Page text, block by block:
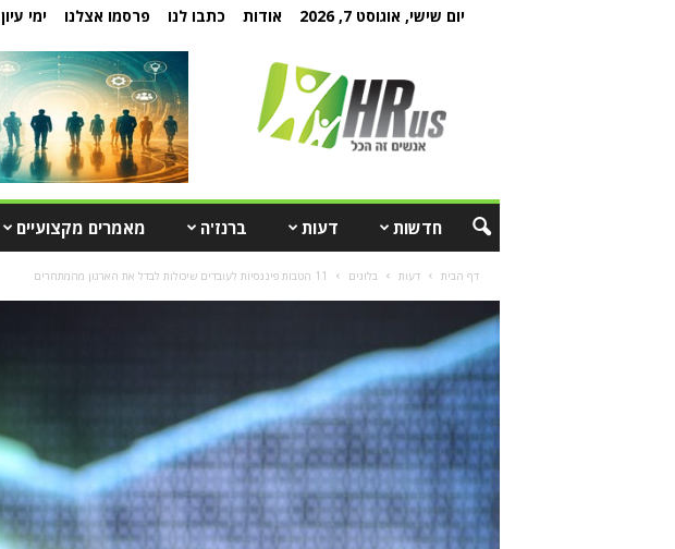
יום שישי, אוגוסט 7, 2026 אודות כתבו לנו פרסמו אצלנו ימי עיון
חדשות דעות ברנז'ה מאמרים מקצועיים
דף הבית דעות בלוגים 11 הטבות פיננסיות לעובדים שיכולות לבדל את הארגון מהמתחרים